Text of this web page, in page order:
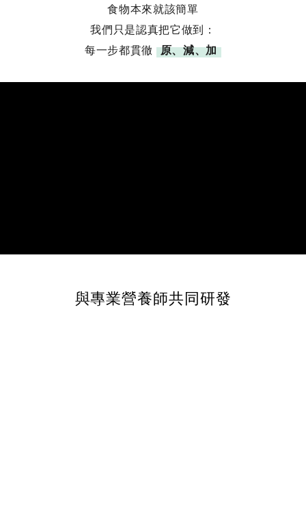
食物本來就該簡單
我們只是認真把它做到：
每一步都貫徹 原、減、加
與專業營養師共同研發